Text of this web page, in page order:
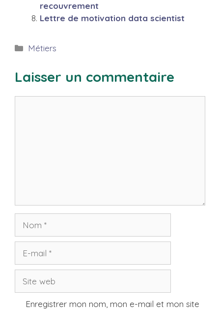
recouvrement
Lettre de motivation data scientist
Catégories
Métiers
Laisser un commentaire
mail
web
Enregistrer mon nom, mon e-mail et mon site